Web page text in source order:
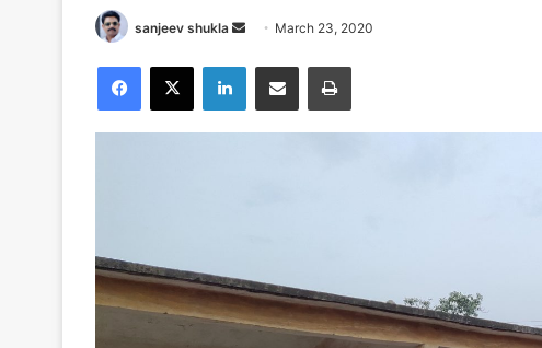
sanjeev shukla
Send
email
March 23, 2020
Facebook
X LinkedInShare via Email Print